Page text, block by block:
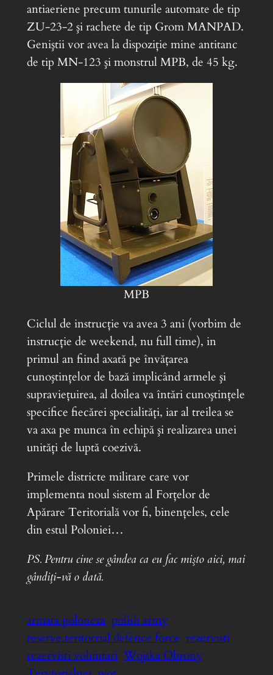
antiaeriene precum tunurile automate de tip
ZU-23-2 şi rachete de tip Grom MANPAD.
Geniştii vor avea la dispoziţie mine antitanc
de tip MN-123 şi monstrul MPB, de 45 kg.
MPB
Ciclul de instrucţie va avea 3 ani (vorbim de
instrucţie de weekend, nu full time), in
primul an fiind axată pe învăţarea
cunoştinţelor de bază implicând armele şi
supravieţuirea, al doilea va întări cunoştinţele
specifice fiecărei specialităţi, iar al treilea se
va axa pe munca în echipă şi realizarea unei
unităţi de luptă coezivă.
Primele districte militare care vor
implementa noul sistem al Forţelor de
Apărare Teritorială vor fi, binenţeles, cele
din estul Poloniei…
PS. Pentru cine se gândea ca eu fac mişto aici, mai
gândiţi-vă o dată.
armata poloneza polish army
reserve.teritorrial defence force rezervisti
rezervisti voluntari Wojska Obrony